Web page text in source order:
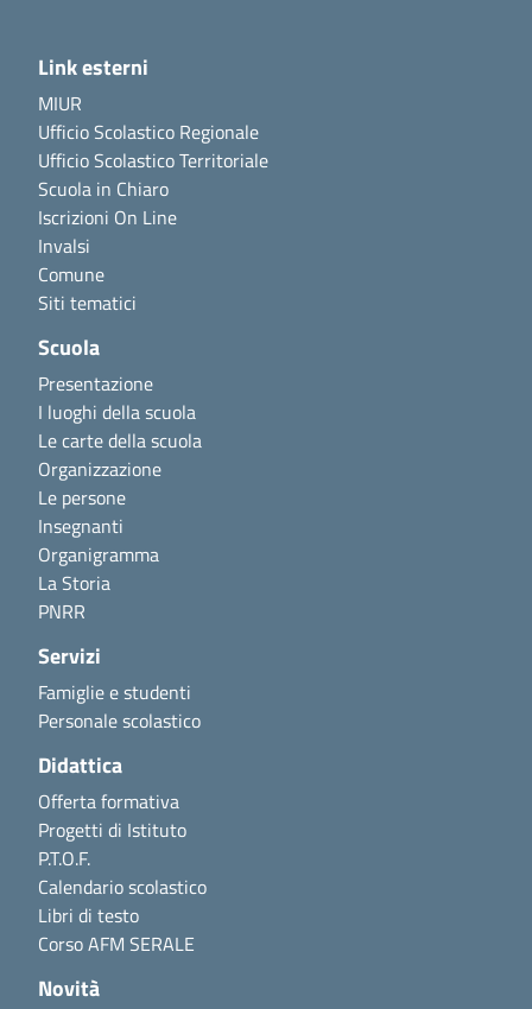
Link esterni
MIUR
Ufficio Scolastico Regionale
Ufficio Scolastico Territoriale
Scuola in Chiaro
Iscrizioni On Line
Invalsi
Comune
Siti tematici
Scuola
Presentazione
I luoghi della scuola
Le carte della scuola
Organizzazione
Le persone
Insegnanti
Organigramma
La Storia
PNRR
Servizi
Famiglie e studenti
Personale scolastico
Didattica
Offerta formativa
Progetti di Istituto
P.T.O.F.
Calendario scolastico
Libri di testo
Corso AFM SERALE
Novità